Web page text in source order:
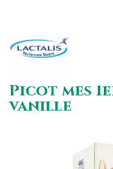
Picot mes
vanille